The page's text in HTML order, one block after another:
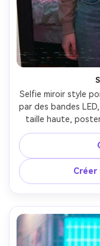
Selfie miroir style
par des bandes
taille haute,
forte texture
couleur, rendu
équivalent 35mm,
grade
Créer
à